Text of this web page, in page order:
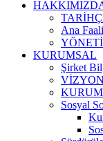
Ana
KURUMSAL
Şirket
Sosyal